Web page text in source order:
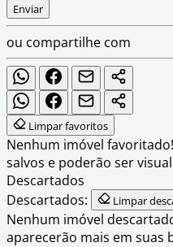
Enviar
ou compartilhe com
Limpar favoritos
Nenhum imóvel favoritado!
salvos e poderão ser
Descartados
Descartados:
Limpar
Nenhum imóvel
aparecerão mais em suas